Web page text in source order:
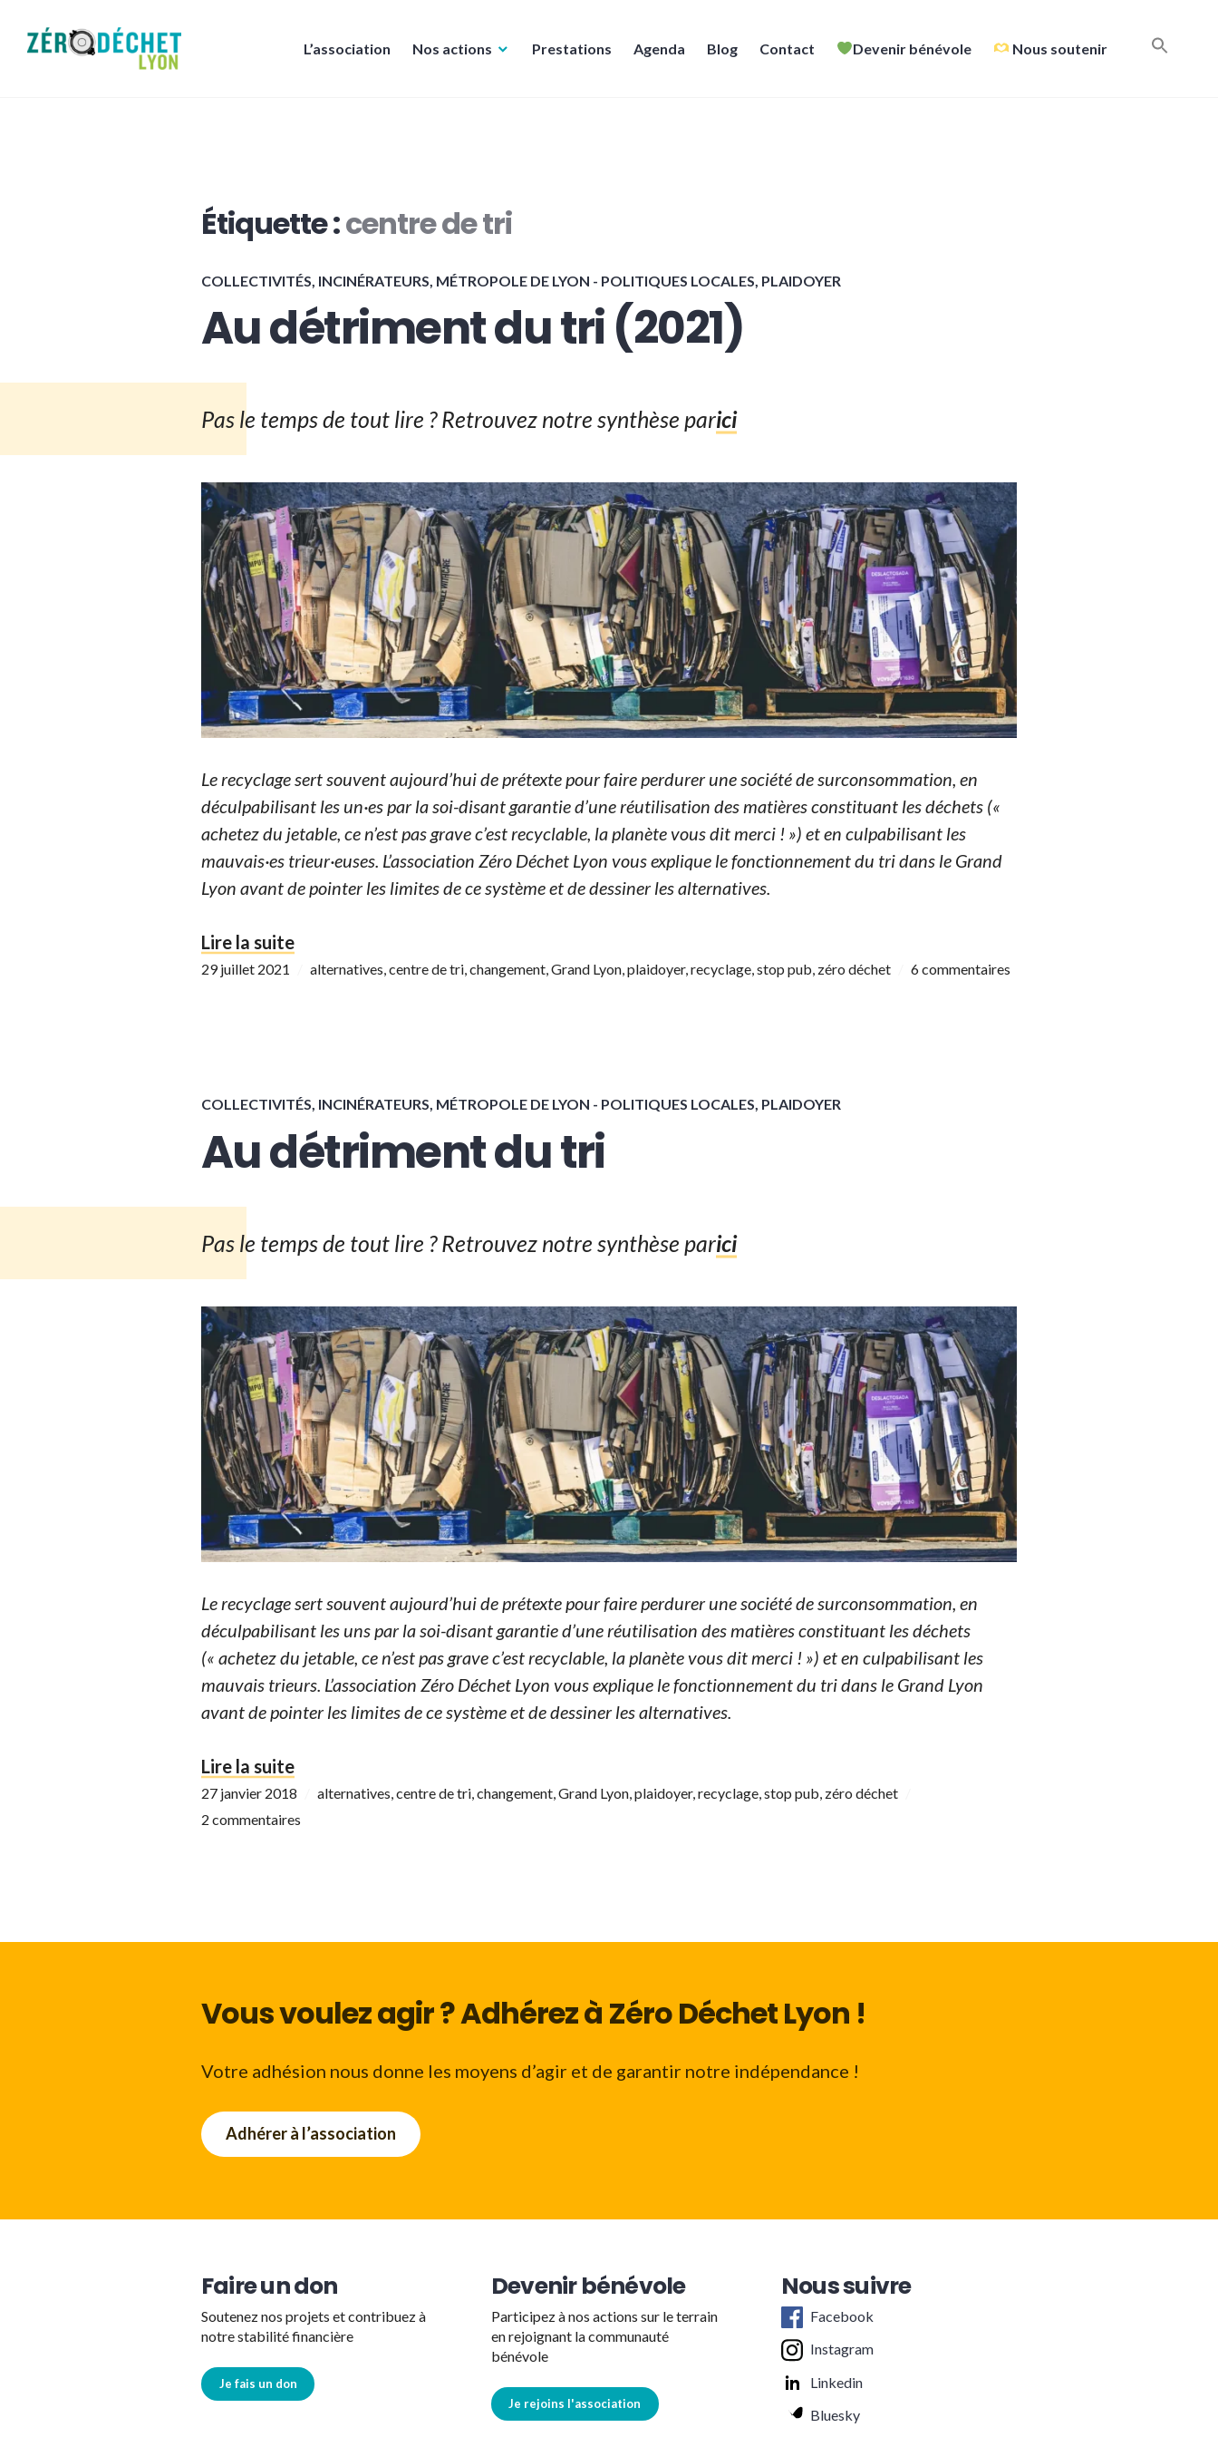
L’association Nos actions Prestations Agenda Blog Contact Devenir bénévole Nous soutenir
Étiquette :centre de tri
COLLECTIVITÉS INCINÉRATEURS MÉTROPOLE DE LYON - POLITIQUES LOCALES PLAIDOYER
Au détriment du tri (2021)
Pas le temps de tout lire ? Retrouvez notre synthèse parici
Le recyclage sert souvent aujourd’hui de prétexte pour faire perdurer une société de surconsommation, en
déculpabilisant les un·es par la soi-disant garantie d’une réutilisation des matières constituant les déchets («
achetez du jetable, ce n’est pas grave c’est recyclable, la planète vous dit merci ! ») et en culpabilisant les
mauvais·es trieur·euses. L’association Zéro Déchet Lyon vous explique le fonctionnement du tri dans le Grand
Lyon avant de pointer les limites de ce système et de dessiner les alternatives.
Lire la suite« Au détriment du tri (2021) »
29 juillet 2021 alternatives,centre de tri,changement,Grand Lyon,plaidoyer,recyclage,stop pub, zéro déchet 6 commentaires
COLLECTIVITÉS, INCINÉRATEURS, MÉTROPOLE DE LYON - POLITIQUES LOCALES, PLAIDOYER
Au détriment du tri
Pas le temps de tout lire ? Retrouvez notre synthèse parici
Le recyclage sert souvent aujourd’hui de prétexte pour faire perdurer une société de surconsommation, en
déculpabilisant les uns par la soi-disant garantie d’une réutilisation des matières constituant les déchets
(« achetez du jetable, ce n’est pas grave c’est recyclable, la planète vous dit merci ! ») et en culpabilisant les
mauvais trieurs. L’association Zéro Déchet Lyon vous explique le fonctionnement du tri dans le Grand Lyon
avant de pointer les limites de ce système et de dessiner les alternatives.
Lire la suite« Au détriment du tri »
27 janvier 2018 alternatives centre de tri changement Grand Lyon plaidoyer, recyclage stop pub zéro déchet
2 commentaires
Vous voulez agir ? Adhérez à Zéro Déchet Lyon !
Votre adhésion nous donne les moyens d’agir et de garantir notre indépendance !
Adhérer à l’association
Faire un don
Soutenez nos projets et contribuez à
notre stabilité financière
Je fais un don
Devenir bénévole
Participez à nos actions sur le terrain
en rejoignant la communauté
bénévole
Je rejoins l'association
Nous suivre
Facebook
Instagram
Linkedin
Bluesky